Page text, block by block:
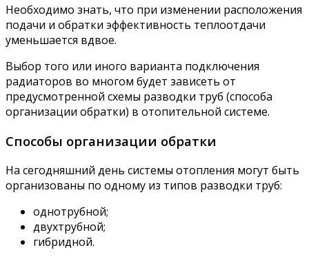
Необходимо знать, что при изменении расположения
подачи и обратки эффективность теплоотдачи
уменьшается вдвое.
Выбор того или иного варианта подключения
радиаторов во многом будет зависеть от
предусмотренной схемы разводки труб (способа
организации обратки) в отопительной системе.
Способы организации обратки
На сегодняшний день системы отопления могут быть
организованы по одному из типов разводки труб:
однотрубной;
двухтрубной;
гибридной.